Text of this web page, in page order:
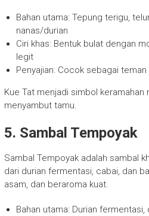
Bahan utama: Tepung terigu,
nanas/durian
Ciri khas: Bentuk bulat dengan
legit
Penyajian: Cocok sebagai
Kue Tat menjadi simbol keramahan
menyambut tamu.
5. Sambal Tempoyak
Sambal Tempoyak adalah sambal
dari durian fermentasi, cabai, dan
asam, dan beraroma kuat.
Bahan utama: Durian